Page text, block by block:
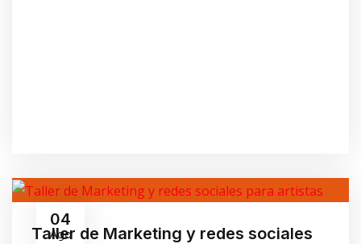
04
Ago
Taller de Marketing y redes sociales